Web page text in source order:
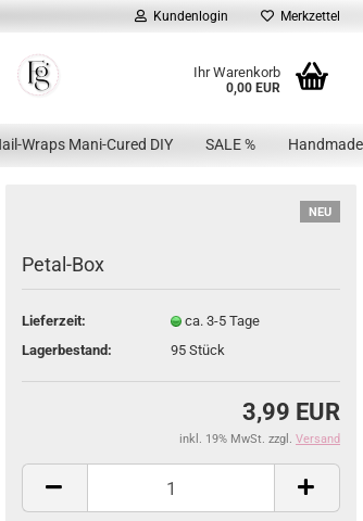
Kundenlogin Merkzettel
Ihr Warenkorb
0,00 EUR
Wraps Mani-Cured DIY SALE %
NEU
Petal-Box
Lieferzeit:
ca. 3-5 Tage
Lagerbestand:
95 Stück
3,99 EUR
inkl. 19% MwSt. zzgl. Versand